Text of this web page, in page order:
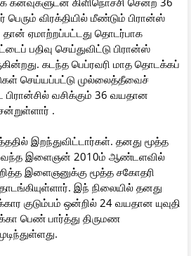
விரக்தியில் மீண்டும் பிரான்ஸ்
தான் ஏமாற்றப்பட்டது தொடர்பாக
பதிவு செய்துவிட்டு பிரான்ஸ்
கடந்த பெப்ரவரி மாத தொடக்கப்
செய்யப்பட்டு முல்லைத்தீவைச்
வசிக்கும் 36 வயதான
.
இறந்துவிட்டார்கள். தனது மூத்த
வந்த இளைஞன் 2010ம் ஆண்டளவில்
இளைஞனுக்கு மூத்த சகோதரி
இந் நிலையில் தனது
குடும்பம் ஒன்றில் 24 வயதான யுவுதி
பெண் பார்த்து திருமண